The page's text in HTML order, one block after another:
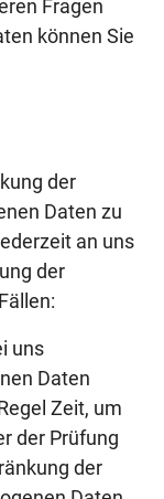
Fragen
können Sie
der
Daten zu
an uns
der
uns
Daten
Zeit, um
der Prüfung
der